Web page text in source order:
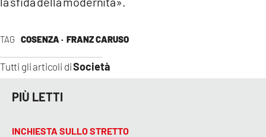
TAG COSENZA · FRANZ CARUSO
Tutti gli articoli diSocietà
PIÙ LETTI
INCHIESTA SULLO STRETTO